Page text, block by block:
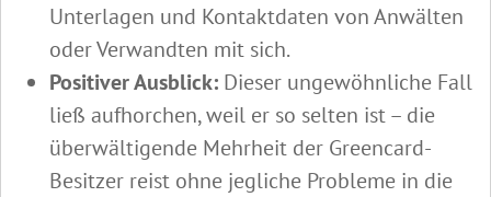
Unterlagen und Kontaktdaten von Anwälten
oder Verwandten mit sich.
Positiver Ausblick: Dieser ungewöhnliche Fall
ließ aufhorchen, weil er so selten ist – die
überwältigende Mehrheit der Greencard-
Besitzer reist ohne jegliche Probleme in die